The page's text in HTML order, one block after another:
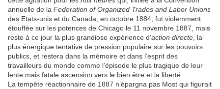
annuelle de la Federation of Organized Trades and Labor Unions
des Etats-unis et du Canada, en octobre 1884, fut violemment
étouffée sur les potences de Chicago le 11 novembre 1887, mais
reste à ce jour la plus grandiose expérience d’action directe , la
plus énergique tentative de pression populaire sur les pouvoirs
publics, et restera dans la mémoire et dans l’esprit des
travailleurs du monde comme l’épisode le plus tragique de leur
lente mais fatale ascension vers le bien être et la liberté.
La tempête réactionnaire de 1887 n’épargna pas Most qui figurait